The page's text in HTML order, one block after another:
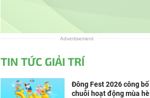
Advertisement
TIN TỨC GIẢI TRÍ
Đông Fest 2026 công bố
chuỗi hoạt động mùa hè